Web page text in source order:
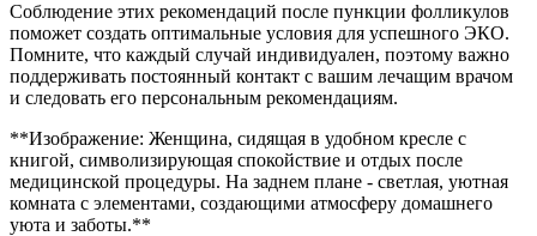
Соблюдение этих рекомендаций после пункции фолликулов
поможет создать оптимальные условия для успешного ЭКО.
Помните, что каждый случай индивидуален, поэтому важно
поддерживать постоянный контакт с вашим лечащим врачом
и следовать его персональным рекомендациям.
**Изображение: Женщина, сидящая в удобном кресле с
книгой, символизирующая спокойствие и отдых после
медицинской процедуры. На заднем плане - светлая, уютная
комната с элементами, создающими атмосферу домашнего
уюта и заботы.**